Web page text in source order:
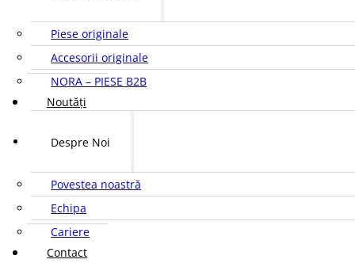
Piese originale
Accesorii originale
NORA – PIESE B2B
Noutăți
Despre Noi
Povestea noastră
Echipa
Cariere
Contact